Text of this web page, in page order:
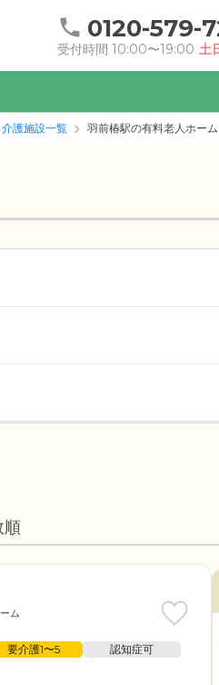
0120-579-
受付時間 10:00〜19:00 土
護施設一覧 羽前椿駅の有料老人ホー
順
ム
要介護1〜5 認知症可